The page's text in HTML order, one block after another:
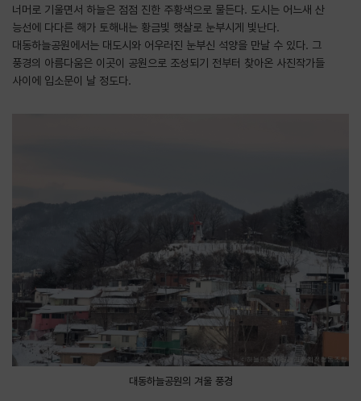
너머로 기울면서 하늘은 점점 진한 주황색으로 물든다. 도시는 어느새 산
능선에 다다른 해가 토해내는 황금빛 햇살로 눈부시게 빛난다.
대동하늘공원에서는 대도시와 어우러진 눈부신 석양을 만날 수 있다. 그
풍경의 아름다움은 이곳이 공원으로 조성되기 전부터 찾아온 사진작가들
사이에 입소문이 날 정도다.
대동하늘공원의 겨울 풍경